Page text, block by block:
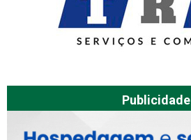
Publicidade